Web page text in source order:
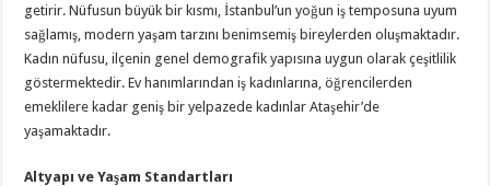
getirir. Nüfusun büyük bir kısmı, İstanbul’un yoğun iş temposuna uyum
sağlamış, modern yaşam tarzını benimsemiş bireylerden oluşmaktadır.
Kadın nüfusu, ilçenin genel demografik yapısına uygun olarak çeşitlilik
göstermektedir. Ev hanımlarından iş kadınlarına, öğrencilerden
emeklilere kadar geniş bir yelpazede kadınlar Ataşehir’de
yaşamaktadır.
Altyapı ve Yaşam Standartları